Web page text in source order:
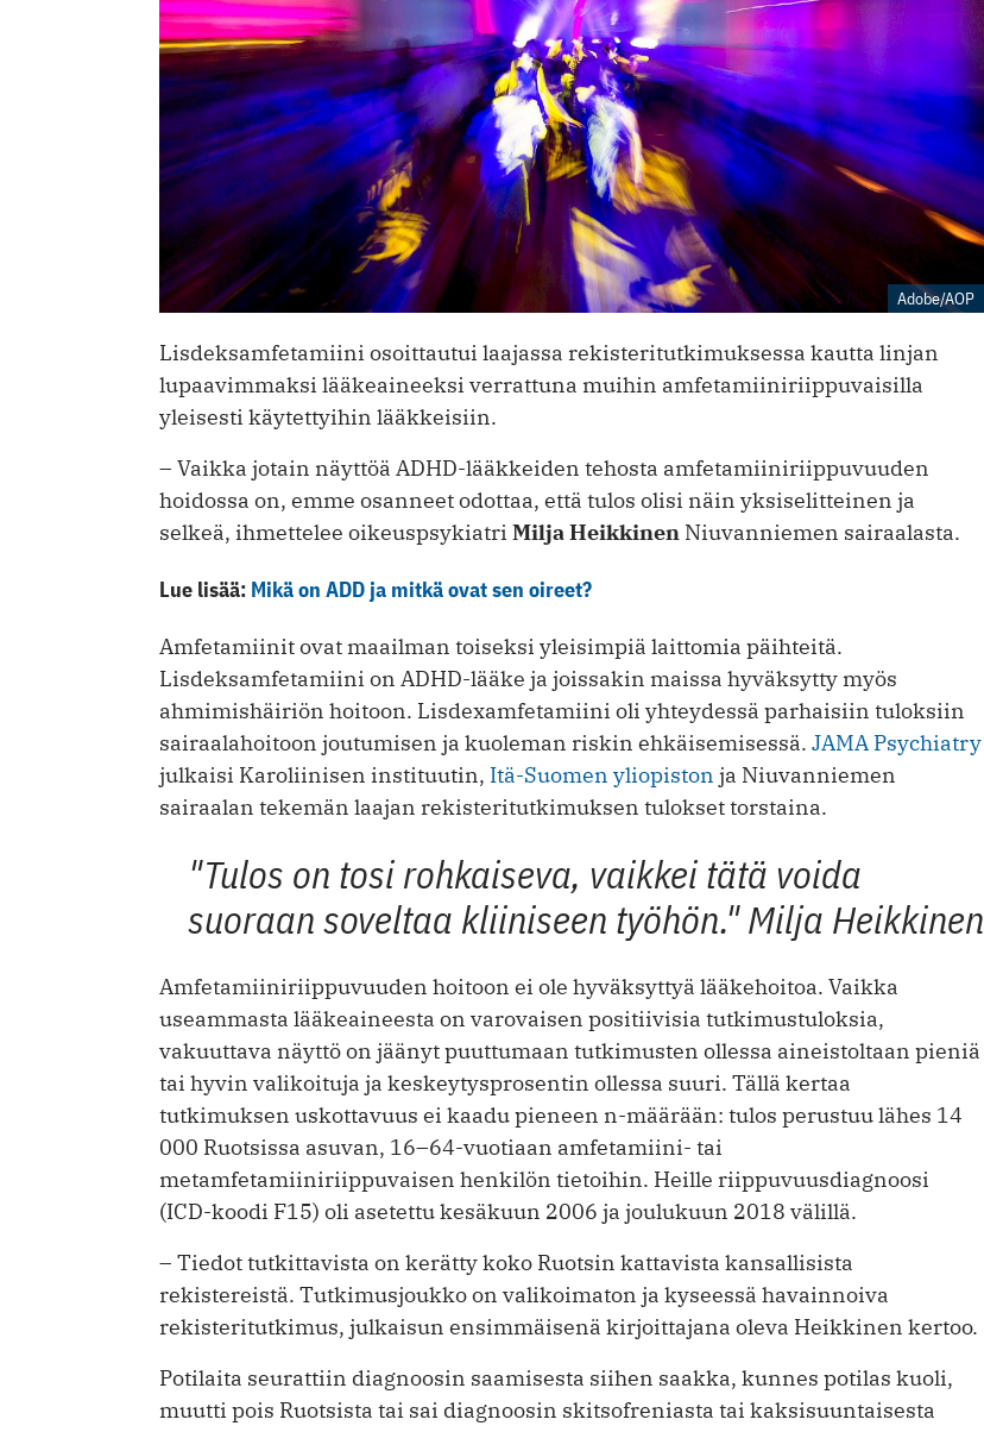
Adobe/AOP
Lisdeksamfetamiini osoittautui laajassa rekisteritutkimuksessa kautta linjan
lupaavimmaksi lääkeaineeksi verrattuna muihin amfetamiiniriippuvaisilla
yleisesti käytettyihin lääkkeisiin.
– Vaikka jotain näyttöä ADHD-lääkkeiden tehosta amfetamiiniriippuvuuden
hoidossa on, emme osanneet odottaa, että tulos olisi näin yksiselitteinen ja
selkeä, ihmettelee oikeuspsykiatri Milja Heikkinen Niuvanniemen sairaalasta.
Lue lisää: Mikä on ADD ja mitkä ovat sen oireet?
Amfetamiinit ovat maailman toiseksi yleisimpiä laittomia päihteitä.
Lisdeksamfetamiini on ADHD-lääke ja joissakin maissa hyväksytty myös
ahmimishäiriön hoitoon. Lisdexamfetamiini oli yhteydessä parhaisiin tuloksiin
sairaalahoitoon joutumisen ja kuoleman riskin ehkäisemisessä. JAMA Psychiatry
julkaisi Karoliinisen instituutin, Itä-Suomen yliopiston ja Niuvanniemen
sairaalan tekemän laajan rekisteritutkimuksen tulokset torstaina.
"Tulos on tosi rohkaiseva, vaikkei tätä voida
suoraan soveltaa kliiniseen työhön."Milja Heikkinen
Amfetamiiniriippuvuuden hoitoon ei ole hyväksyttyä lääkehoitoa. Vaikka
useammasta lääkeaineesta on varovaisen positiivisia tutkimustuloksia,
vakuuttava näyttö on jäänyt puuttumaan tutkimusten ollessa aineistoltaan pieniä
tai hyvin valikoituja ja keskeytysprosentin ollessa suuri. Tällä kertaa
tutkimuksen uskottavuus ei kaadu pieneen n-määrään: tulos perustuu lähes 14
000 Ruotsissa asuvan, 16–64-vuotiaan amfetamiini- tai
metamfetamiiniriippuvaisen henkilön tietoihin. Heille riippuvuusdiagnoosi
(ICD-koodi F15) oli asetettu kesäkuun 2006 ja joulukuun 2018 välillä.
– Tiedot tutkittavista on kerätty koko Ruotsin kattavista kansallisista
rekistereistä. Tutkimusjoukko on valikoimaton ja kyseessä havainnoiva
rekisteritutkimus, julkaisun ensimmäisenä kirjoittajana oleva Heikkinen kertoo.
Potilaita seurattiin diagnoosin saamisesta siihen saakka, kunnes potilas kuoli,
muutti pois Ruotsista tai sai diagnoosin skitsofreniasta tai kaksisuuntaisesta